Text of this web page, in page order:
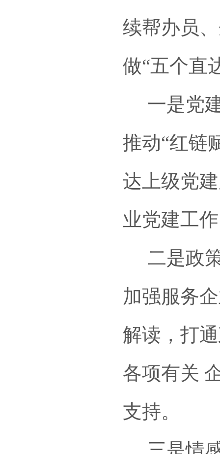
续帮办员
做“五个直
一是党
推动“红链
达上级党
业党建工
二是政
加强服务
解读，打
各项有关
支持。